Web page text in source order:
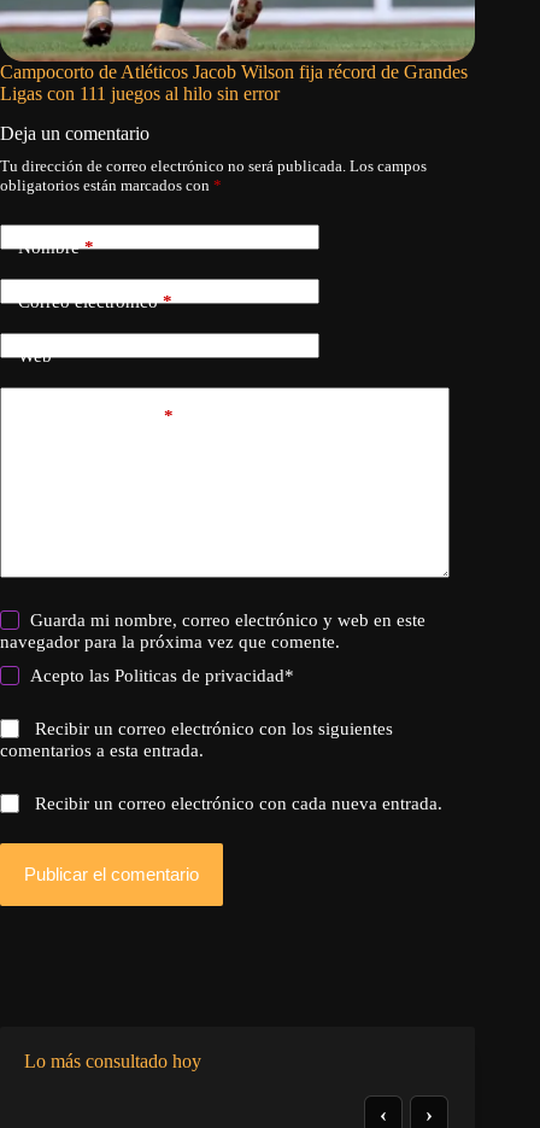
Campocorto de Atléticos Jacob Wilson fija récord de Grandes
Ligas con 111 juegos al hilo sin error
Deja un comentario
Tu dirección de correo electrónico no será publicada. Los campos
obligatorios están marcados con *
Nombre*
Correo electrónico*
Web
*
Guarda mi nombre, correo electrónico y web en este
navegador para la próxima vez que comente.
Acepto lasPoliticas de privacidad*
Recibir un correo electrónico con los siguientes
comentarios a esta entrada.
Recibir un correo electrónico con cada nueva entrada.
Publicar el comentario
Lo más consultado hoy
‹ ›